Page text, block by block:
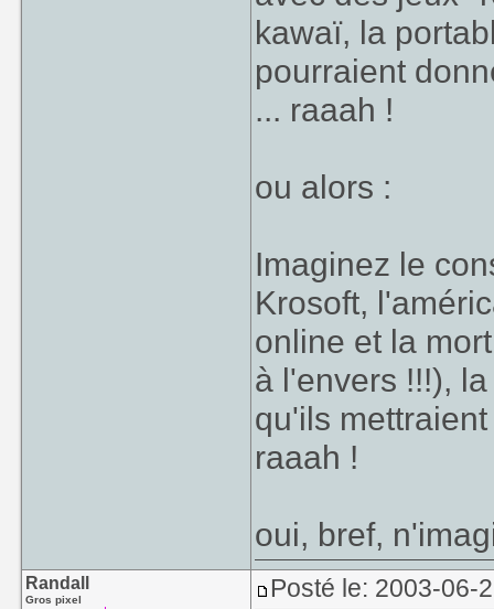
kawaï, la
pourraient
... raaah !
ou alors :
Imaginez le
Krosoft,
online et la
à l'envers !!!),
qu'ils
raaah !
oui, bref,
Randall
Gros pixel
Posté le: 2003-06-